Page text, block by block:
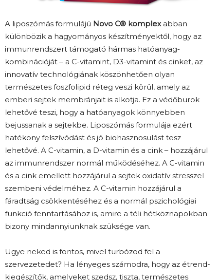
A liposzómás formulájú Novo C® komplexabban
különbözik a hagyományos készítményektől, hogy az
immunrendszert támogató hármas hatóanyag-
kombinációját – a C-vitamint, D3-vitamint és cinket, az
innovatív technológiának köszönhetően olyan
természetes foszfolipid réteg veszi körül, amely az
emberi sejtek membránjait is alkotja. Ez a védőburok
lehetővé teszi, hogy a hatóanyagok könnyebben
bejussanak a sejtekbe. Liposzómás formulája ezért
hatékony felszívódást és jó biohasznosulást tesz
lehetővé. A C-vitamin, a D-vitamin és a cink – hozzájárul
az immunrendszer normál működéséhez. A C-vitamin
és a cink emellett hozzájárul a sejtek oxidatív stresszel
szembeni védelméhez. A C-vitamin hozzájárul a
fáradtság csökkentéséhez és a normál pszichológiai
funkció fenntartásához is, amire a téli hétköznapokban
bizony mindannyiunknak szüksége van.
Ugye neked is fontos, mivel turbózod fel a
szervezetedet? Ha lényeges számodra, hogy az étrend-
kiegészítők, amelyeket szedsz, tiszta, természetes